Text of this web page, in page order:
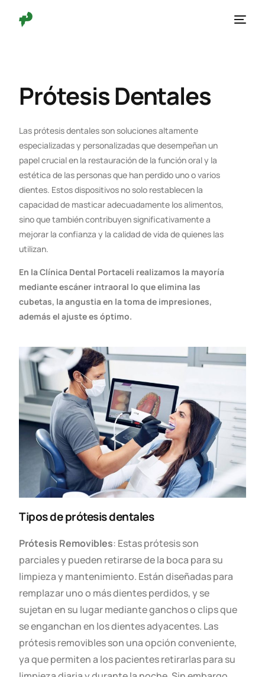
Prótesis Dentales
Las prótesis dentales son soluciones altamente
especializadas y personalizadas que desempeñan un
papel crucial en la restauración de la función oral y la
estética de las personas que han perdido uno o varios
dientes. Estos dispositivos no solo restablecen la
capacidad de masticar adecuadamente los alimentos,
sino que también contribuyen significativamente a
mejorar la confianza y la calidad de vida de quienes las
utilizan.
En la Clínica Dental Portaceli realizamos la mayoría
mediante escáner intraoral lo que elimina las
cubetas, la angustia en la toma de impresiones,
además el ajuste es óptimo.
Tipos de prótesis dentales
Prótesis Removibles: Estas prótesis son
parciales y pueden retirarse de la boca para su
limpieza y mantenimiento. Están diseñadas para
remplazar uno o más dientes perdidos, y se
sujetan en su lugar mediante ganchos o clips que
se enganchan en los dientes adyacentes. Las
prótesis removibles son una opción conveniente,
ya que permiten a los pacientes retirarlas para su